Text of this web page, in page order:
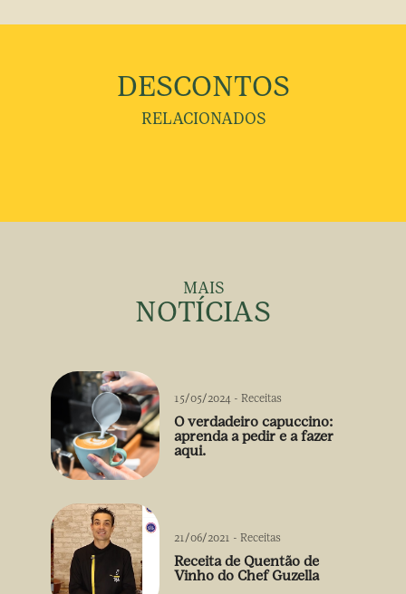
DESCONTOS
RELACIONADOS
MAIS
NOTÍCIAS
15/05/2024 - Receitas
O verdadeiro capuccino:
aprenda a pedir e a fazer
aqui.
21/06/2021 - Receitas
Receita de Quentão de
Vinho do Chef Guzella